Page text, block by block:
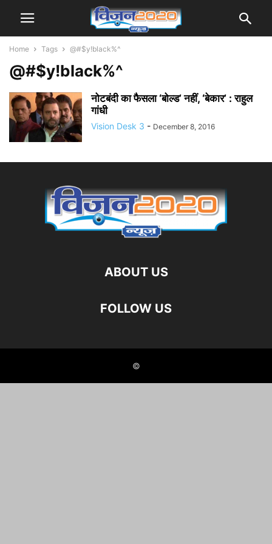
Home Tags @#$y!black%^
@#$y!black%^
नोटबंदी का फैसला ‘बोल्ड’ नहीं, ‘बेकार’ : राहुल
गांधी
Vision Desk 3 - December 8, 2016
ABOUT US
FOLLOW US
©